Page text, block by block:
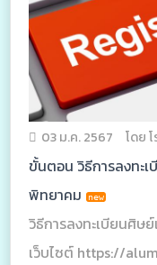
03 ม.ค. 2567 โดย
ขั้นตอน วิธีการลงทะเ
พิทยาคม
วิธีการลงทะเบียนศิษ
เว็บไซต์ https://